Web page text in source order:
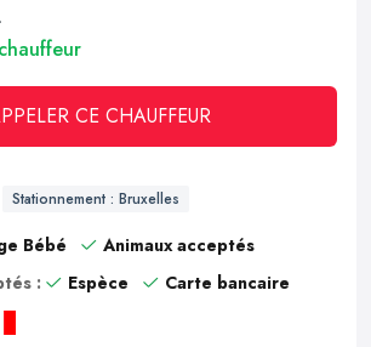
CE CHAUFFEUR
Stationnement : Bruxelles
Bébé
Animaux acceptés
:
Espèce
Carte bancaire